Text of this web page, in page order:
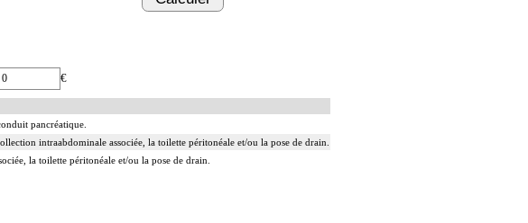
€
pancréatique.
intraabdominale associée, la toilette péritonéale et/ou la pose de drain.
la toilette péritonéale et/ou la pose de drain.